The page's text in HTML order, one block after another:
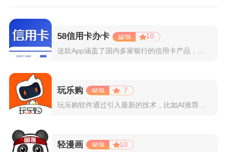
58信用卡办卡
10
这款App涵盖了国内多家银行的信用卡产品，支持用户根据自己的...
玩乐购
7
玩乐购软件通过引入最新的技术，比如AI推荐算法、AR试穿功能...
轻漫画
10